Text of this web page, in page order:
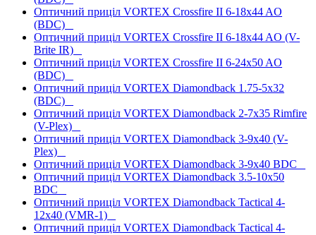
Оптичний приціл VORTEX Crossfire II 6-18x44 AO
(BDC)
Оптичний приціл VORTEX Crossfire II 6-18x44 AO (V-
Brite IR)
Оптичний приціл VORTEX Crossfire II 6-24x50 AO
(BDC)
Оптичний приціл VORTEX Diamondback 1.75-5x32
(BDC)
Оптичний приціл VORTEX Diamondback 2-7x35 Rimfire
(V-Plex)
Оптичний приціл VORTEX Diamondback 3-9x40 (V-
Plex)
Оптичний приціл VORTEX Diamondback 3-9x40 BDC
Оптичний приціл VORTEX Diamondback 3.5-10x50
BDC
Оптичний приціл VORTEX Diamondback Tactical 4-
12x40 (VMR-1)
Оптичний приціл VORTEX Diamondback Tactical 4-